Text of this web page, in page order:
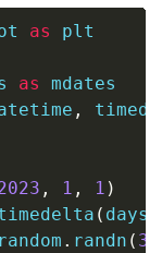
as
as
,
, 1 , 1 )
( days
random . randn (